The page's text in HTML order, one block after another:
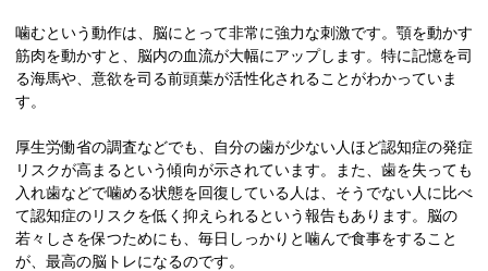
噛むという動作は、脳にとって非常に強力な刺激です。顎を動かす
筋肉を動かすと、脳内の血流が大幅にアップします。特に記憶を司
る海馬や、意欲を司る前頭葉が活性化されることがわかっていま
す。
厚生労働省の調査などでも、自分の歯が少ない人ほど認知症の発症
リスクが高まるという傾向が示されています。また、歯を失っても
入れ歯などで噛める状態を回復している人は、そうでない人に比べ
て認知症のリスクを低く抑えられるという報告もあります。脳の
若々しさを保つためにも、毎日しっかりと噛んで食事をすること
が、最高の脳トレになるのです。